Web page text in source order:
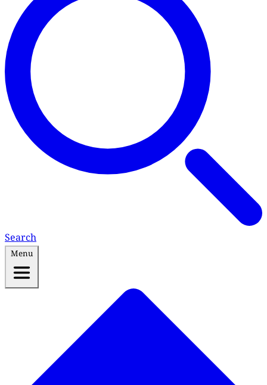
Search
Menu